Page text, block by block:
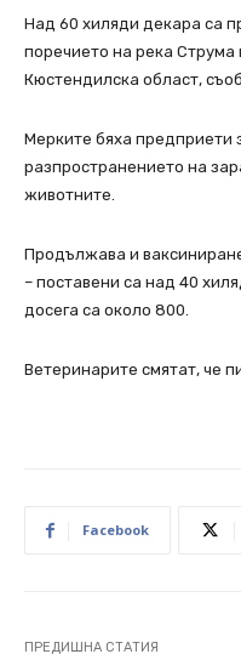
Над 60 хиляди декара са
поречието на река Струма
Кюстендилска област,
Мерките бяха предприети
разпространението на
животните.
Продължава и
– поставени са над 40
досега са около 800.
Ветеринарите смятат, че
Facebook
ПРЕДИШНА СТАТИЯ